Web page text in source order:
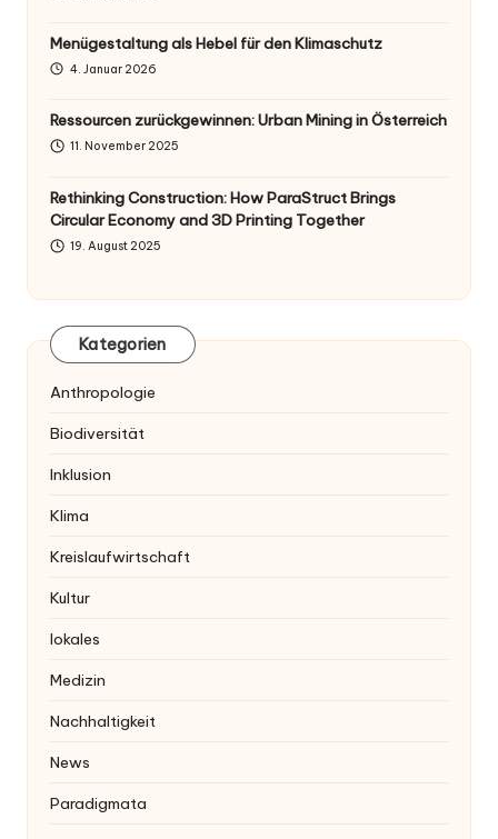
Menügestaltung als Hebel für den Klimaschutz
4. Januar 2026
Ressourcen zurückgewinnen: Urban Mining in Österreich
11. November 2025
Rethinking Construction: How ParaStruct Brings
Circular Economy and 3D Printing Together
19. August 2025
Kategorien
Anthropologie
Biodiversität
Inklusion
Klima
Kreislaufwirtschaft
Kultur
lokales
Medizin
Nachhaltigkeit
News
Paradigmata